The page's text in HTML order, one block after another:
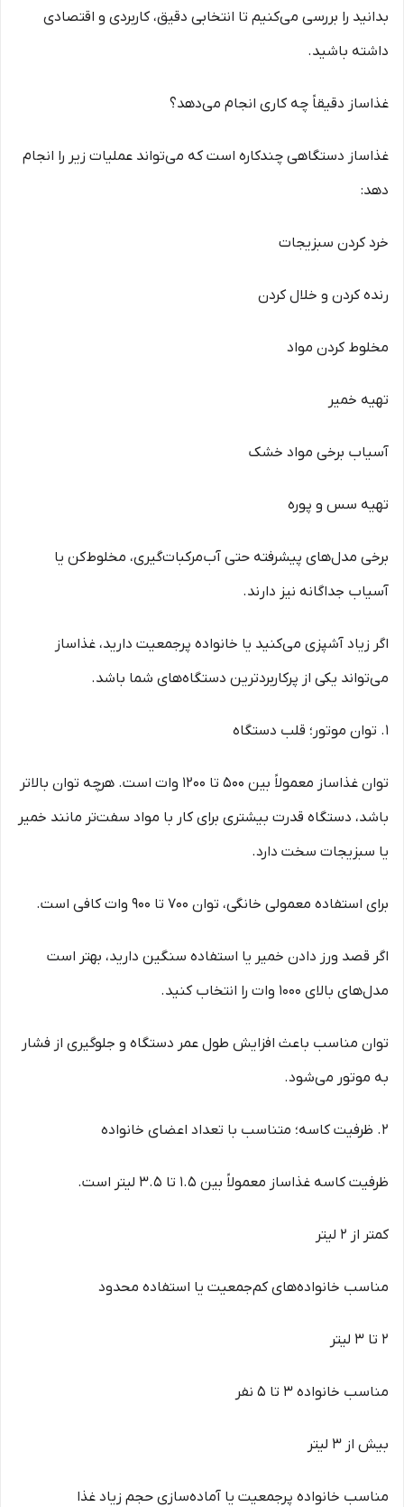
بدانید را بررسی می‌کنیم تا انتخابی دقیق، کاربردی و اقتصادی
داشته باشید.
غذاساز دقیقاً چه کاری انجام می‌دهد؟
غذاساز دستگاهی چندکاره است که می‌تواند عملیات زیر را انجام
دهد:
خرد کردن سبزیجات
رنده کردن و خلال کردن
مخلوط کردن مواد
تهیه خمیر
آسیاب برخی مواد خشک
تهیه سس و پوره
برخی مدل‌های پیشرفته حتی آب‌مرکبات‌گیری، مخلوط‌کن یا
آسیاب جداگانه نیز دارند.
اگر زیاد آشپزی می‌کنید یا خانواده پرجمعیت دارید، غذاساز
می‌تواند یکی از پرکاربردترین دستگاه‌های شما باشد.
1. توان موتور؛ قلب دستگاه
توان غذاساز معمولاً بین 500 تا 1200 وات است. هرچه توان بالاتر
باشد، دستگاه قدرت بیشتری برای کار با مواد سفت‌تر مانند خمیر
یا سبزیجات سخت دارد.
برای استفاده معمولی خانگی، توان 700 تا 900 وات کافی است.
اگر قصد ورز دادن خمیر یا استفاده سنگین دارید، بهتر است
مدل‌های بالای 1000 وات را انتخاب کنید.
توان مناسب باعث افزایش طول عمر دستگاه و جلوگیری از فشار
به موتور می‌شود.
2. ظرفیت کاسه؛ متناسب با تعداد اعضای خانواده
ظرفیت کاسه غذاساز معمولاً بین 1.5 تا 3.5 لیتر است.
کمتر از 2 لیتر
مناسب خانواده‌های کم‌جمعیت یا استفاده محدود
2 تا 3 لیتر
مناسب خانواده 3 تا 5 نفر
بیش از 3 لیتر
مناسب خانواده پرجمعیت یا آماده‌سازی حجم زیاد غذا